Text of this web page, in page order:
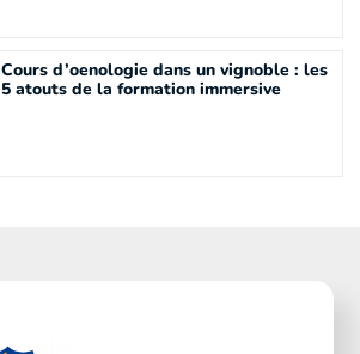
Cours d’oenologie dans un vignoble : les
5 atouts de la formation immersive